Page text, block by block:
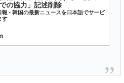
の協力」記述削除
報 - 韓国の最新ニュースを日本語でサービ
す